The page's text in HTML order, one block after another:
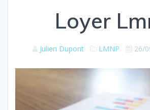
Loyer
Julien Dupont LMNP 26/